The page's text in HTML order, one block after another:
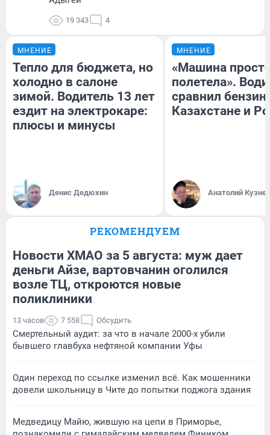
19 343 4
МНЕНИЕ
Тепло для бюджета, но
холодно в салоне
зимой. Водитель 13 лет
ездит на электрокаре:
плюсы и минусы
Денис Дедюхин
МНЕНИЕ
«Машина
полетела».
сравнил бензин
Казахстане и
Анатолий
РЕКОМЕНДУЕМ
Новости ХМАО за 5 августа: муж дает
деньги Айзе, вартовчанин оголился
возле ТЦ, откроются новые
поликлиники
13 часов 7 558 Обсудить
Смертельный аудит: за что в начале 2000-х убили
бывшего главбуха нефтяной компании Уфы
Один переход по ссылке изменил всё. Как мошенники
довели школьницу в Чите до попытки поджога здания
Медведицу Майю, жившую на цепи в Приморье,